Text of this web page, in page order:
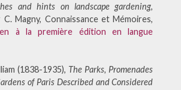
and hints on landscape gardening,
Magny, Connaissance et Mémoires,
à la première édition en langue
(1838-1935), The Parks, Promenades
of Paris Described and Considered